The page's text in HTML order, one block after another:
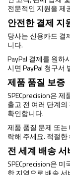
전문적인 지원을 제
안전한 결제 지
당사는 신용카드 결
니다.
PayPal 결제를 원하
시면 PayPal 청구서
제품 품질 보증
SPECprecision은
출고 전 여러 단계
확인합니다.
제품 품질 문제 또
락해 주세요. 적절
전 세계 배송
SPECprecision은
한 지역으로 배송